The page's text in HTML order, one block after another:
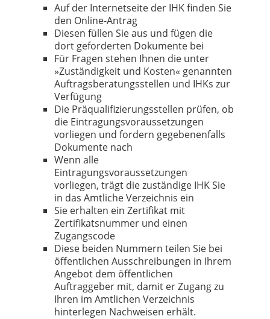
Auf der Internetseite der IHK finden Sie
den Online-Antrag
Diesen füllen Sie aus und fügen die
dort geforderten Dokumente bei
Für Fragen stehen Ihnen die unter
»Zuständigkeit und Kosten« genannten
Auftragsberatungsstellen und IHKs zur
Verfügung
Die Präqualifizierungsstellen prüfen, ob
die Eintragungsvoraussetzungen
vorliegen und fordern gegebenenfalls
Dokumente nach
Wenn alle
Eintragungsvoraussetzungen
vorliegen, trägt die zuständige IHK Sie
in das Amtliche Verzeichnis ein
Sie erhalten ein Zertifikat mit
Zertifikatsnummer und einen
Zugangscode
Diese beiden Nummern teilen Sie bei
öffentlichen Ausschreibungen in Ihrem
Angebot dem öffentlichen
Auftraggeber mit, damit er Zugang zu
Ihren im Amtlichen Verzeichnis
hinterlegen Nachweisen erhält.